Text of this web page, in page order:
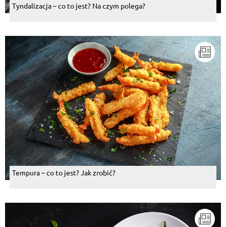
Tyndalizacja – co to jest? Na czym polega?
Tempura – co to jest? Jak zrobić?